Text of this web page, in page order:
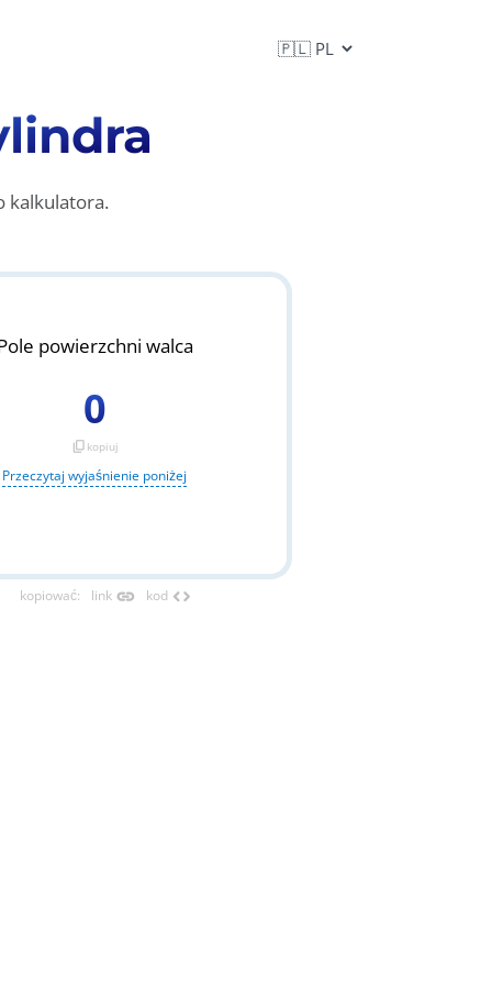
kalkulatora.
powierzchni walca
0
content_copy kopiuj
Przeczytaj wyjaśnienie poniżej
kopiować: link link kod code